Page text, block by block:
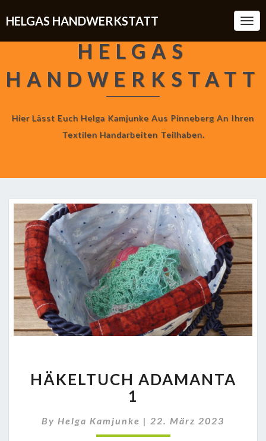
HELGAS HANDWERKSTATT
HELGAS
HANDWERKSTATT
Hier Lässt Euch Helga Kamjunke Aus Pinneberg An Ihren
Textilen Handarbeiten Teilhaben.
ADAMANTA
1
HÄKELTUCH ADAMANTA
1
By Helga Kamjunke | 22. März 2023